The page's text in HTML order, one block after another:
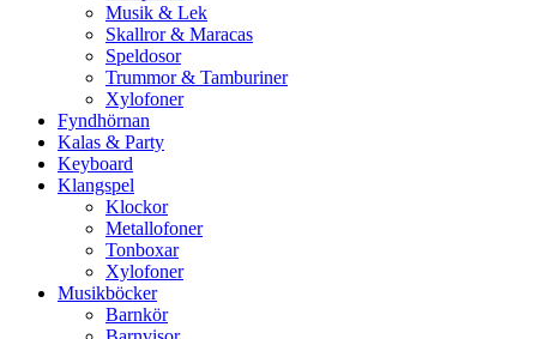
Musik & Lek
Skallror & Maracas
Speldosor
Trummor & Tamburiner
Xylofoner
Fyndhörnan
Kalas & Party
Keyboard
Klangspel
Klockor
Metallofoner
Tonboxar
Xylofoner
Musikböcker
Barnkör